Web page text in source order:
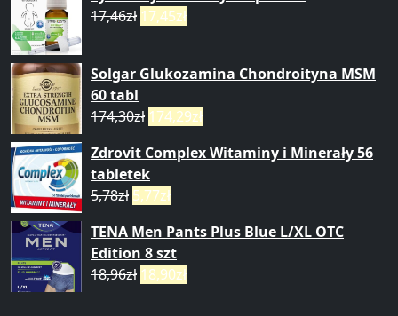
17,46zł 17,45zł
Solgar Glukozamina Chondroityna MSM
60 tabl
174,30zł 174,29zł
Zdrovit Complex Witaminy i Minerały 56
tabletek
5,78zł 5,77zł
TENA Men Pants Plus Blue L/XL OTC
Edition 8 szt
18,96zł 18,90zł